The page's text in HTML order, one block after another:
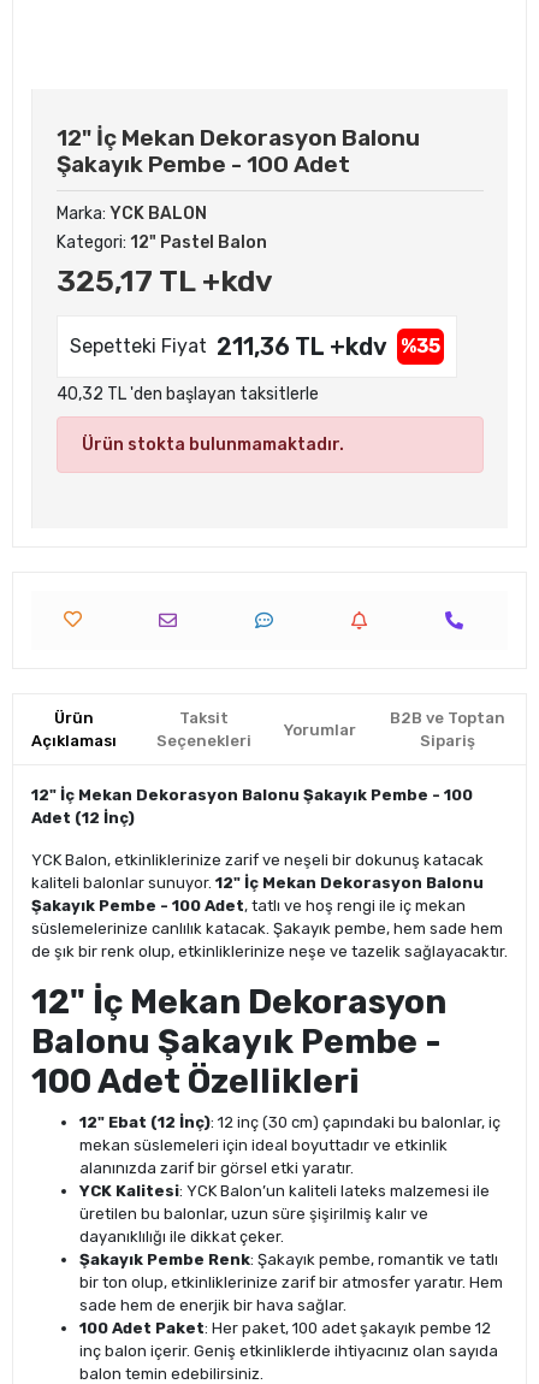
12" İç Mekan Dekorasyon Balonu
Şakayık Pembe - 100 Adet
Marka: YCK BALON
Kategori: 12" Pastel Balon
325,17 TL +kdv
Sepetteki Fiyat 211,36 TL +kdv %35
40,32 TL 'den başlayan taksitlerle
Ürün stokta bulunmamaktadır.
Ürün
Açıklaması
Taksit
Seçenekleri
Yorumlar
B2B ve Toptan
Sipariş
12" İç Mekan Dekorasyon Balonu Şakayık Pembe - 100
Adet (12 İnç)
YCK Balon, etkinliklerinize zarif ve neşeli bir dokunuş katacak
kaliteli balonlar sunuyor. 12" İç Mekan Dekorasyon Balonu
Şakayık Pembe - 100 Adet, tatlı ve hoş rengi ile iç mekan
süslemelerinize canlılık katacak. Şakayık pembe, hem sade hem
de şık bir renk olup, etkinliklerinize neşe ve tazelik sağlayacaktır.
12" İç Mekan Dekorasyon
Balonu Şakayık Pembe -
100 Adet Özellikleri
12" Ebat (12 İnç): 12 inç (30 cm) çapındaki bu balonlar, iç
mekan süslemeleri için ideal boyuttadır ve etkinlik
alanınızda zarif bir görsel etki yaratır.
YCK Kalitesi: YCK Balon’un kaliteli lateks malzemesi ile
üretilen bu balonlar, uzun süre şişirilmiş kalır ve
dayanıklılığı ile dikkat çeker.
Şakayık Pembe Renk: Şakayık pembe, romantik ve tatlı
bir ton olup, etkinliklerinize zarif bir atmosfer yaratır. Hem
sade hem de enerjik bir hava sağlar.
100 Adet Paket: Her paket, 100 adet şakayık pembe 12
inç balon içerir. Geniş etkinliklerde ihtiyacınız olan sayıda
balon temin edebilirsiniz.